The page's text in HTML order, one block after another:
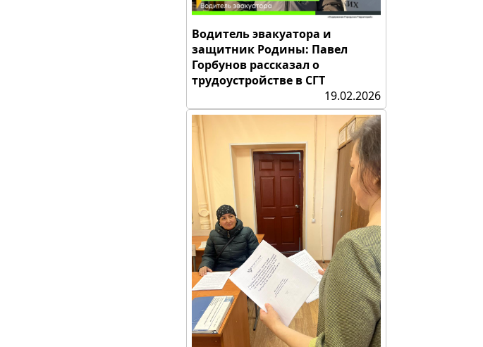
Водитель эвакуатора и
защитник Родины: Павел
Горбунов рассказал о
трудоустройстве в СГТ
19.02.2026